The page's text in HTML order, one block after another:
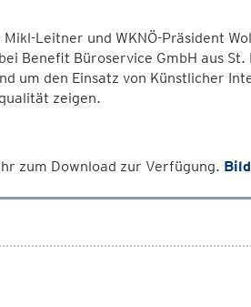
Leitner und WKNÖ-Präsident
Benefit Büroservice GmbH aus
um den Einsatz von Künstlicher
zeigen.
zum Download zur Verfügung.